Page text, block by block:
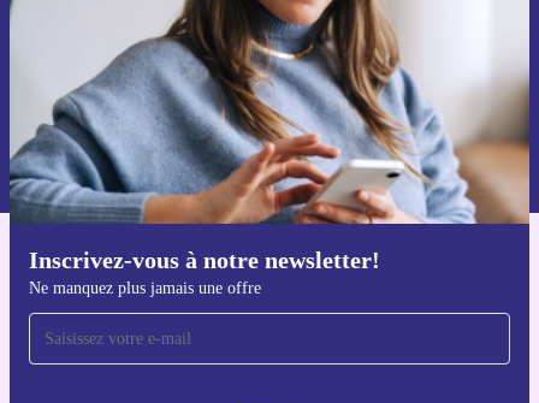
Inscrivez-vous à notre newsletter!
Ne manquez plus jamais une offre
S'inscrire
Retrouvez les informations sur l'utilisation des données personnelles
dans notre
politique de confidentialité.
Téléchargez l'application refurbed
Pour iOS et Android